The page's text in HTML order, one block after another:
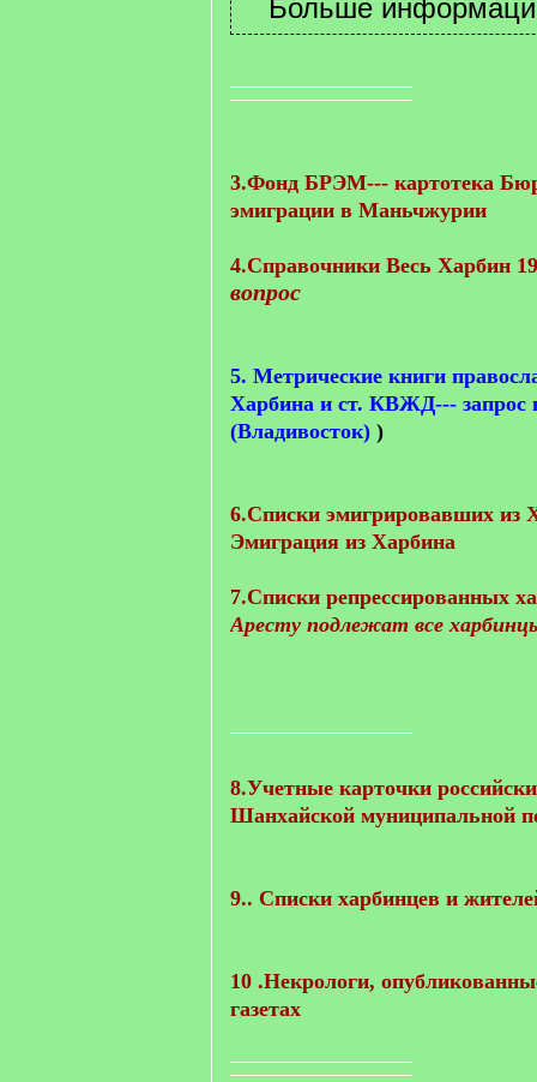
3.Фонд БРЭМ--- картотека
эмиграции в Маньчжурии
4.Справочники Весь Харбин
вопрос
5. Метрические книги
Харбина и ст. КВЖД---
(Владивосток) )
6.Списки эмигрировавших из
Эмиграция из Харбина
7.Списки репрессированных
Аресту подлежат все
8.Учетные карточки
Шанхайской муниципальной
9.. Cписки харбинцев и
10 .Некрологи,
газетах